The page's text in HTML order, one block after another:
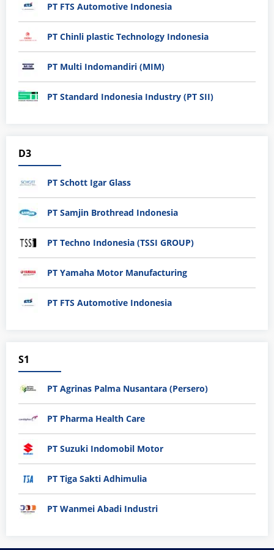
PT FTS Automotive Indonesia
PT Chinli plastic Technology Indonesia
PT Multi Indomandiri (MIM)
PT Standard Indonesia Industry (PT SII)
D3
PT Schott Igar Glass
PT Samjin Brothread Indonesia
PT Techno Indonesia (TSSI GROUP)
PT Yamaha Motor Manufacturing
PT FTS Automotive Indonesia
S1
PT Agrinas Palma Nusantara (Persero)
PT Pharma Health Care
PT Suzuki Indomobil Motor
PT Tiga Sakti Adhimulia
PT Wanmei Abadi Industri